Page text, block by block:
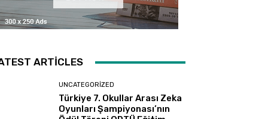
ARTICLES
UNCATEGORIZED
Türkiye 7. Okullar Arası Zeka
Oyunları Şampiyonası’nın